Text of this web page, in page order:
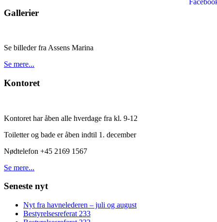
Gallerier
Se billeder fra Assens Marina
Se mere...
Kontoret
Kontoret har åben alle hverdage fra kl. 9-12
Toiletter og bade er åben indtil 1. december
Nødtelefon +45 2169 1567
Se mere...
Seneste nyt
Nyt fra havnelederen – juli og august
Bestyrelsesreferat 233